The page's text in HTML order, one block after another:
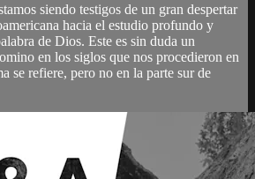
siendo testigos de un gran despertar
hacia el estudio profundo y
de Dios. Este es sin duda un
en los siglos que nos procedieron en
se refiere, pero no en la parte sur de